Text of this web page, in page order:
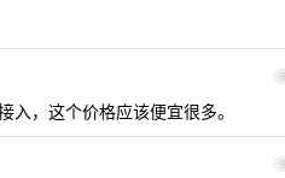
8
，这个价格应该便宜很多。
9